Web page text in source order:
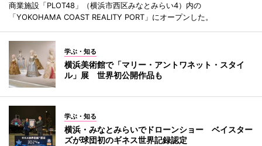
商業施設「PLOT48」（横浜市西区みなとみらい4）内の
「YOKOHAMA COAST REALITY PORT」にオープンした。
学ぶ・知る
横浜美術館で「マリー・アントワネット・スタイ
ル」展 世界初公開作品も
学ぶ・知る
横浜・みなとみらいでドローンショー ベイスター
ズが球団初のギネス世界記録認定